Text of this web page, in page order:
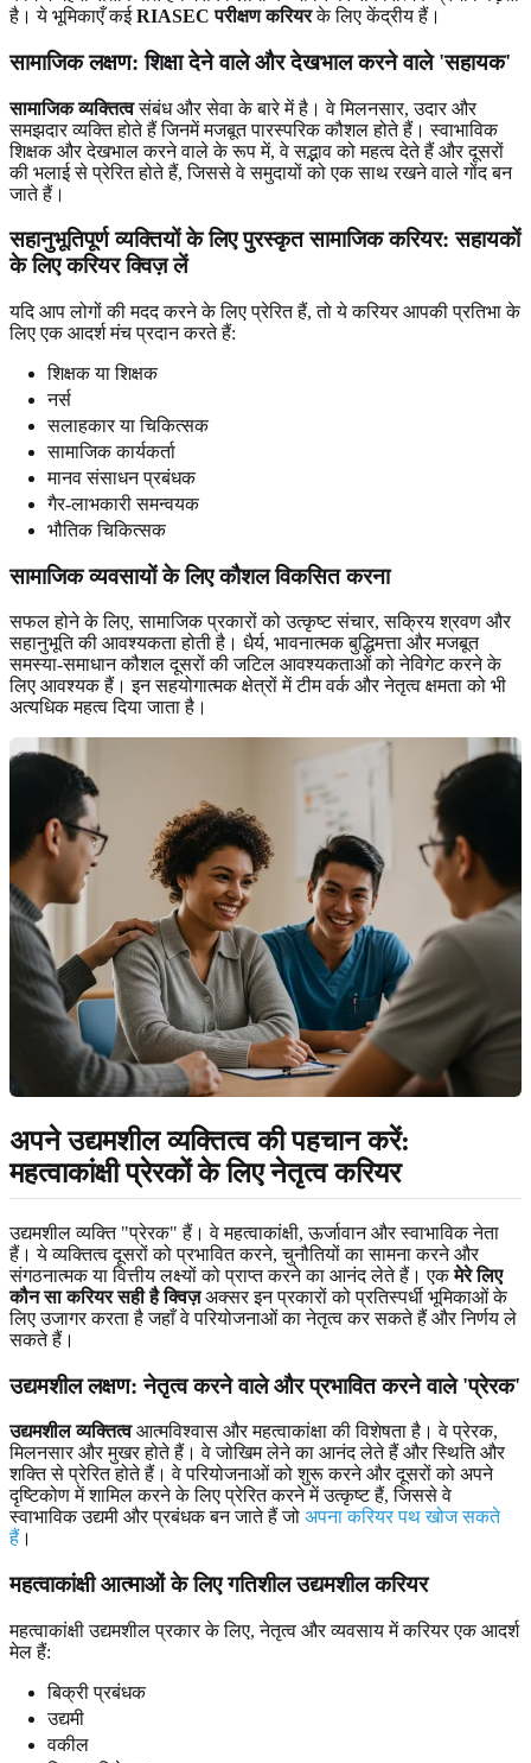
है। ये भूमिकाएँ कईRIASEC परीक्षण करियरके लिए केंद्रीय हैं।
सामाजिक लक्षण:शिक्षा देने वाले और देखभाल करने वाले 'सहायक'
सामाजिक व्यक्तित्वसंबंध और सेवा के बारे में है। वे मिलनसार, उदार और
समझदार व्यक्ति होते हैं जिनमें मजबूत पारस्परिक कौशल होते हैं। स्वाभाविक
शिक्षक और देखभाल करने वाले के रूप में, वे सद्भाव को महत्व देते हैं और दूसरों
की भलाई से प्रेरित होते हैं, जिससे वे समुदायों को एक साथ रखने वाले गोंद बन
जाते हैं।
सहानुभूतिपूर्ण व्यक्तियों के लिए पुरस्कृत सामाजिक करियर: सहायकों
के लिए करियर क्विज़ लें
यदि आप लोगों की मदद करने के लिए प्रेरित हैं, तो ये करियर आपकी प्रतिभा के
लिए एक आदर्श मंच प्रदान करते हैं:
शिक्षक या शिक्षक
नर्स
सलाहकार या चिकित्सक
सामाजिक कार्यकर्ता
मानव संसाधन प्रबंधक
गैर-लाभकारी समन्वयक
भौतिक चिकित्सक
सामाजिक व्यवसायोंके लिए कौशल विकसित करना
सफल होने के लिए, सामाजिक प्रकारों को उत्कृष्ट संचार, सक्रिय श्रवण और
सहानुभूति की आवश्यकता होती है। धैर्य, ​​भावनात्मक बुद्धिमत्ता और मजबूत
समस्या-समाधान कौशल दूसरों की जटिल आवश्यकताओं को नेविगेट करने के
लिए आवश्यक हैं। इन सहयोगात्मक क्षेत्रों में टीम वर्क और नेतृत्व क्षमता को भी
अत्यधिक महत्व दिया जाता है।
अपने उद्यमशील व्यक्तित्व की पहचान करें:
महत्वाकांक्षी प्रेरकों के लिए नेतृत्व करियर
उद्यमशील व्यक्ति "प्रेरक" हैं। वे महत्वाकांक्षी, ऊर्जावान और स्वाभाविक नेता
हैं। ये व्यक्तित्व दूसरों को प्रभावित करने, चुनौतियों का सामना करने और
संगठनात्मक या वित्तीय लक्ष्यों को प्राप्त करने का आनंद लेते हैं। एकमेरे लिए
कौन सा करियर सही है क्विज़अक्सर इन प्रकारों को प्रतिस्पर्धी भूमिकाओं के
लिए उजागर करता है जहाँ वे परियोजनाओं का नेतृत्व कर सकते हैं और निर्णय ले
सकते हैं।
उद्यमशील लक्षण:नेतृत्व करने वाले और प्रभावित करने वाले 'प्रेरक'
उद्यमशील व्यक्तित्वआत्मविश्वास और महत्वाकांक्षा की विशेषता है। वे प्रेरक,
मिलनसार और मुखर होते हैं। वे जोखिम लेने का आनंद लेते हैं और स्थिति और
शक्ति से प्रेरित होते हैं। वे परियोजनाओं को शुरू करने और दूसरों को अपने
दृष्टिकोण में शामिल करने के लिए प्रेरित करने में उत्कृष्ट हैं, जिससे वे
स्वाभाविक उद्यमी और प्रबंधक बन जाते हैं जो अपना करियर पथ खोज सकते
हैं ।
महत्वाकांक्षी आत्माओंके लिए गतिशील उद्यमशील करियर
महत्वाकांक्षी उद्यमशील प्रकार के लिए, नेतृत्व और व्यवसाय में करियर एक आदर्श
मेल हैं:
बिक्री प्रबंधक
उद्यमी
वकील